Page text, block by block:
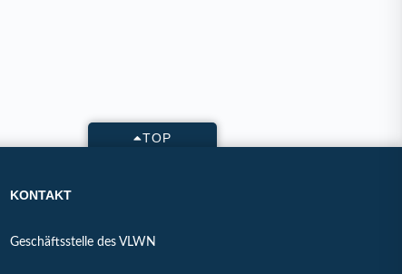
TOP
KONTAKT
Geschäftsstelle des VLWN